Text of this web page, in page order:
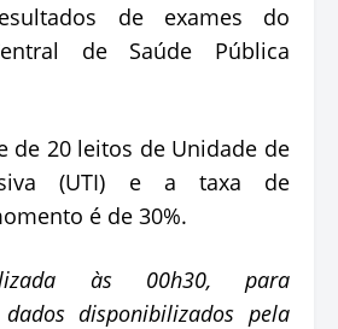
de exames do
de Saúde Pública
de 20 leitos de Unidade de
(UTI) e a taxa de
é de 30%.
às 00h30, para
disponibilizados pela